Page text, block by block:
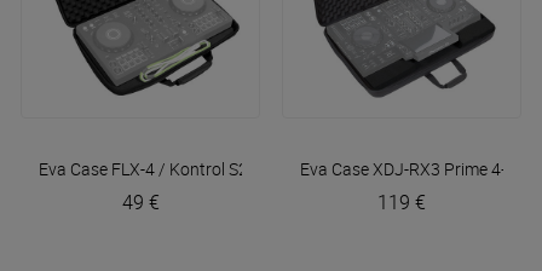
Eva Case FLX-4 / Kontrol S2 MK3 Walkasse
49 €
Eva Case XDJ-RX3 Prime 4+
119 €